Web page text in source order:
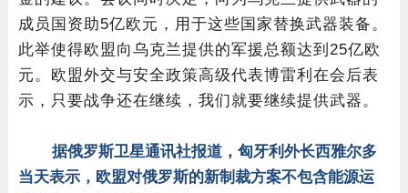
成员国资助5亿欧元，用于这些国家替换武器装备。
此举使得欧盟向乌克兰提供的军援总额达到25亿欧
元。欧盟外交与安全政策高级代表博雷利在会后表
示，只要战争还在继续，我们就要继续提供武器。
据俄罗斯卫星通讯社报道，匈牙利外长西雅尔多
当天表示，欧盟对俄罗斯的新制裁方案不包含能源运